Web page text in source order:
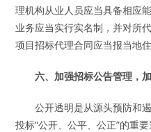
理机构从业人员应当具备相应
业务应当实行实名制，并对所
项目招标代理合同应当报当地
六、加强招标公告管理，
公开透明是从源头预防和遏
投标“公开、公平、公正”的重